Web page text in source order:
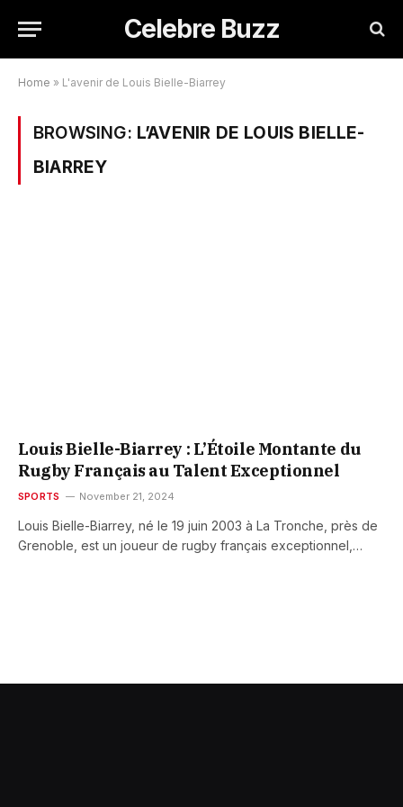
Celebre Buzz
Home » L'avenir de Louis Bielle-Biarrey
BROWSING: L’AVENIR DE LOUIS BIELLE-
BIARREY
Louis Bielle-Biarrey : L’Étoile Montante du
Rugby Français au Talent Exceptionnel
SPORTS November 21, 2024
Louis Bielle-Biarrey, né le 19 juin 2003 à La Tronche, près de
Grenoble, est un joueur de rugby français exceptionnel,…